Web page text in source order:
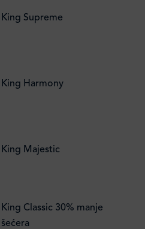
King Supreme
King Harmony
King Majestic
King Classic 30% manje
šećera